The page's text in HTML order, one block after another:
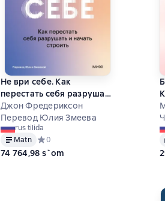
Не ври себе. Как
перестать себя разрушать
и начать строить
Джон Фредериксон
Перевод Юлия Змеева
rus tilida
Matn
Средний рейтинг 0 на основе 0
0
74 764,98 s`om